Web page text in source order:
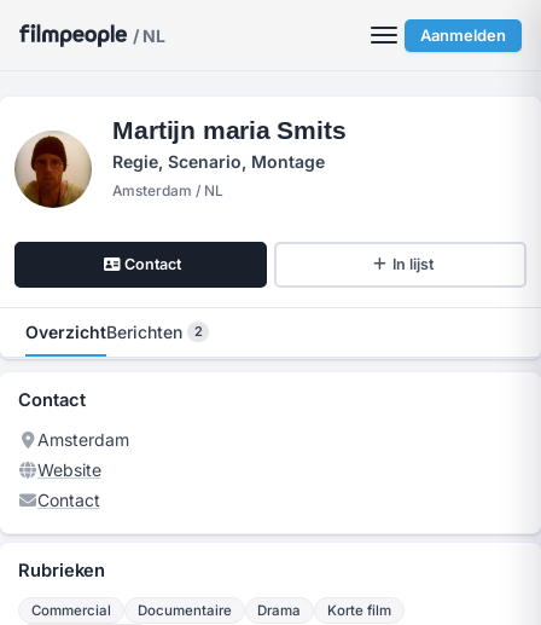
/ NL Aanmelden
Martijn maria Smits
Regie, Scenario, Montage
Amsterdam / NL
Contact In lijst
OverzichtBerichten 2
Contact
Amsterdam
Website
Contact
Rubrieken
Commercial Documentaire Drama
Korte film